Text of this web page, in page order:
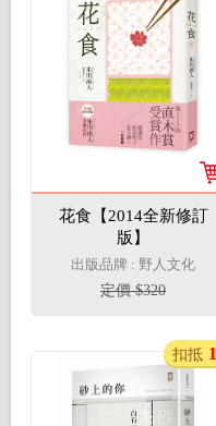
花食【2014全新修訂
版】
出版品牌 : 野人文化
定價 $320
扣抵 1